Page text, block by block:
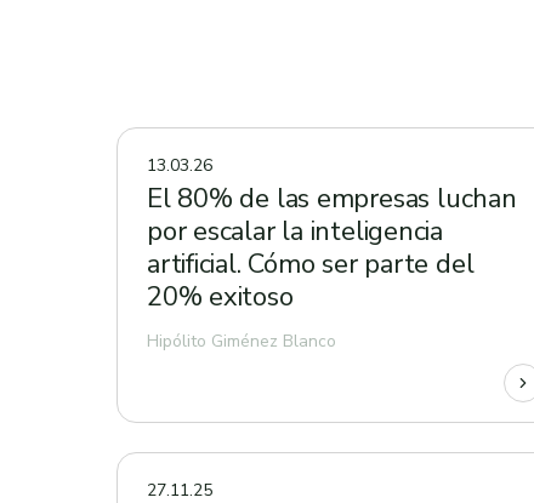
13.03.26
El 80% de las empresas luchan
por escalar la inteligencia
artificial. Cómo ser parte del
20% exitoso
Hipólito Giménez Blanco
27.11.25